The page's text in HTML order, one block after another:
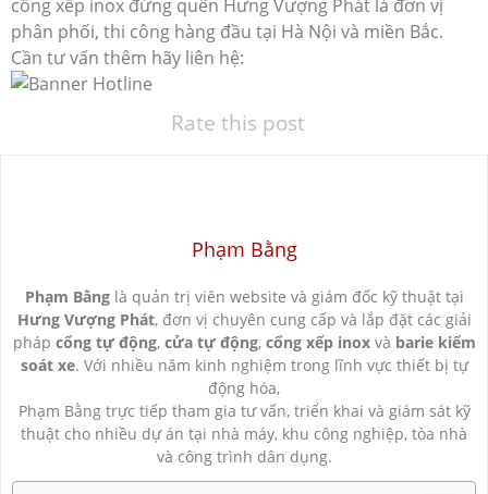
cổng xếp inox đừng quên Hưng Vượng Phát là đơn vị
phân phối, thi công hàng đầu tại Hà Nội và miền Bắc.
Cần tư vấn thêm hãy liên hệ:
Rate this post
Phạm Bằng
Phạm Bằnglà quản trị viên website và giám đốc kỹ thuật tại
Hưng Vượng Phát, đơn vị chuyên cung cấp và lắp đặt các giải
pháp cổng tự động, cửa tự động, cổng xếp inoxvà barie kiểm
soát xe. Với nhiều năm kinh nghiệm trong lĩnh vực thiết bị tự
động hóa,
Phạm Bằng trực tiếp tham gia tư vấn, triển khai và giám sát kỹ
thuật cho nhiều dự án tại nhà máy, khu công nghiệp, tòa nhà
và công trình dân dụng.